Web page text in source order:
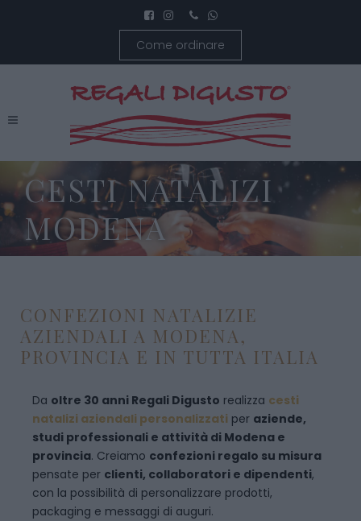
Come ordinare
CESTI NATALIZI
MODENA
CONFEZIONI NATALIZIE
AZIENDALI A MODENA,
PROVINCIA E IN TUTTA ITALIA
Da oltre 30 anni Regali Digusto realizza cesti
natalizi aziendali personalizzati per aziende,
studi professionali e attività di Modena e
provincia. Creiamo confezioni regalo su misura
pensate per clienti, collaboratori e dipendenti,
con la possibilità di personalizzare prodotti,
packaging e messaggi di auguri.